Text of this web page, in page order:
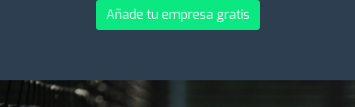
Añade tu empresa gratis